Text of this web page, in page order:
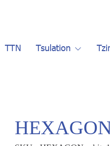
TTN Tsulation